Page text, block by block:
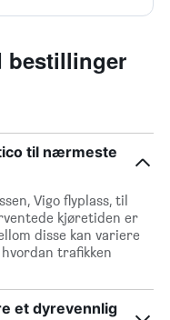
bestillinger
til nærmeste
Vigo flyplass, til
kjøretiden er
disse kan variere
trafikken
et dyrevennlig